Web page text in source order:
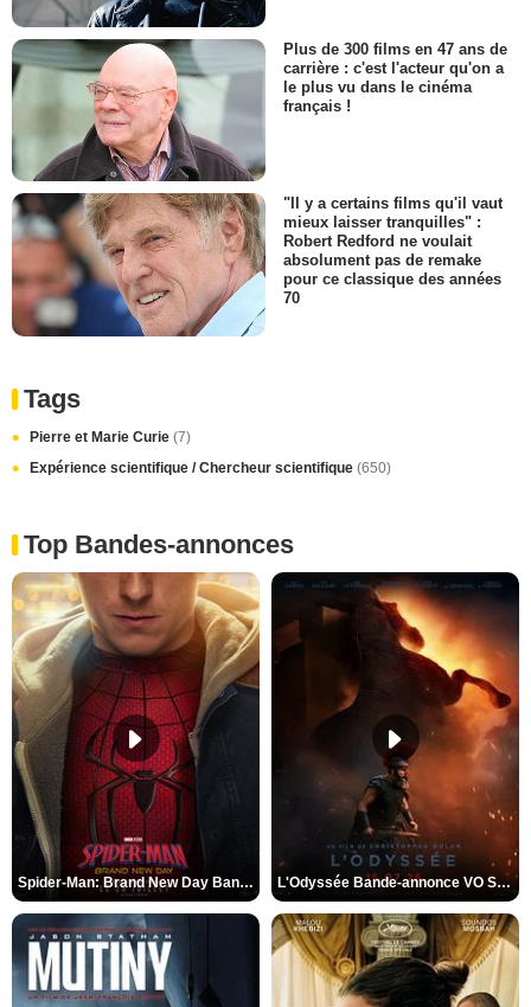
Plus de 300 films en 47 ans de
carrière : c'est l'acteur qu'on a
le plus vu dans le cinéma
français !
"Il y a certains films qu'il vaut
mieux laisser tranquilles" :
Robert Redford ne voulait
absolument pas de remake
pour ce classique des années
70
Tags
Pierre et Marie Curie (7)
Expérience scientifique / Chercheur scientifique (650)
Top Bandes-annonces
Spider-Man: Brand New Day Bande-annonce VO STFR L'Odyssée Bande-annonce VO STFR